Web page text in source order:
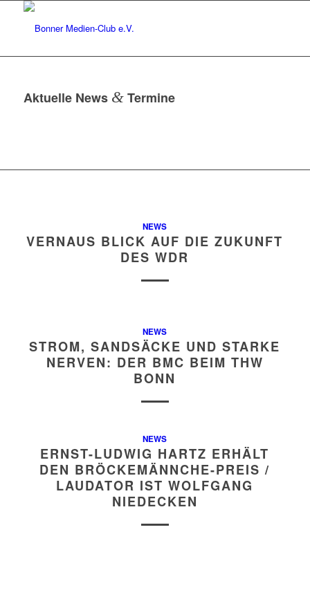
Aktuelle News &Termine
NEWS
VERNAUS BLICK AUF DIE ZUKUNFT
DES WDR
NEWS
STROM, SANDSÄCKE UND STARKE
NERVEN: DER BMC BEIM THW
BONN
NEWS
ERNST-LUDWIG HARTZ ERHÄLT
DEN BRÖCKEMÄNNCHE-PREIS /
LAUDATOR IST WOLFGANG
NIEDECKEN